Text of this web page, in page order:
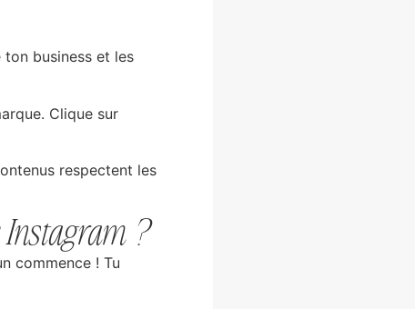
business et les
Clique sur
respectent les
?
commence ! Tu